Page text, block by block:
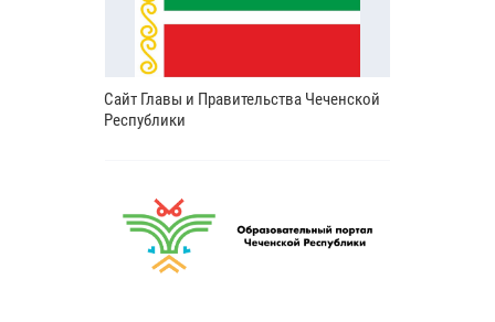
Сайт Главы и Правительства Чеченской
Республики